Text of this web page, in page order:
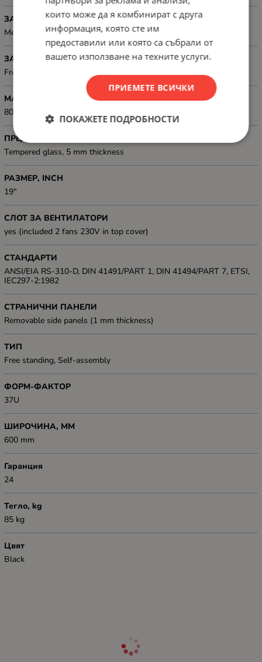
ЗАДЕН ПАНЕЛ
Metal (Steel)
ЗАКЛЮЧВАНЕ
Front lock, Rear lock, Side locks
МАКСИМАЛЕН ТОВАР, КГ
800 kg
ПРЕДНИ ВРАТИ, ТИП
Tempered glass, 5 mm thickness
РАЗМЕР, INCH
19"
СЛОТ ЗА ВЕНТИЛАТОРИ
yes (included 2 fans 230V in top cover)
СТАНДАРТИ
ANSI/EIA RS-310-D, DIN 41491/PART 1, DIN 41494/PART 7, ETSI,
IEC297-2:1982
СТРАНИЧНИ ПАНЕЛИ
Removable side panels (1 mm thickness)
ТИП
Free standing, Self-assembly
ФОРМ-ФАКТОР
37U
ШИРОЧИНА, ММ
600 mm
Гаранция
24
Тегло, kg
85 kg
Цвят
Black
които може да я комбинират с друга
информация, която сте им
предоставили или която са събрали от
вашето използване на техните услуги.
ПРИЕМЕТЕ ВСИЧКИ
ПОКАЖЕТЕ ПОДРОБНОСТИ